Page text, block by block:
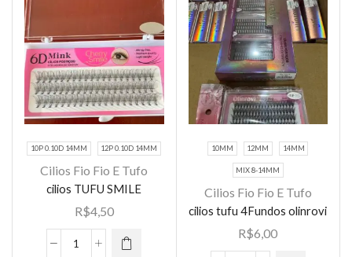
Sem
Nó
6
Fios
0.10D
SMILE
GRANDE
quantidade
do
produto
10P 0.10D 14MM 12P 0.10D 14MM
Cilios Fio Fio E Tufo
cilios TUFU SMILE
R$4,50
cilios
Este
produto
tem várias
variantes.
As opções
podem ser
10MM 12MM 14MM
MIX 8-14MM
Cilios Fio Fio E Tufo
cilios tufu 4Fundos olinrovi
R$6,00
Este
produto
tem várias
variantes.